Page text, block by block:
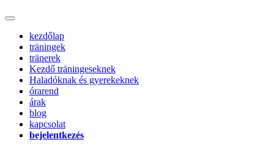
kezdőlap
träningek
tränerek
Kezdő träningeseknek
Haladóknak és gyerekeknek
órarend
árak
blog
kapcsolat
bejelentkezés